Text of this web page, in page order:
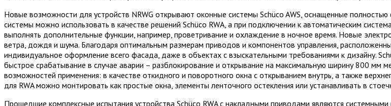
Новые возможности для устройств NRWG открывают оконные системы Schüco AWS, оснащенные
системы можно использовать в качестве решений Schüco RWA, а при подключении к автоматическим
выполнять дополнительные функции, например, проветривание и охлаждение в ночное время. Новые
ветра, дождя и шума. Благодаря оптимальным размерам приводов и компонентов управления,
индивидуальное оформление всего фасада, даже в объектах с взыскательными требованиями к дизайну.
быстрое срабатывание в случае аварии – разблокирование и открывание на максимальную ширину 800 мм
возможностей применения: в качестве откидного и поворотного окна с открыванием внутрь, а также
для RWA можно монтировать как простые окна, элементы ленточного остекления или устанавливать в
Прошедшие комплексные испытания устройства Schüco RWA с накладными приводами являются